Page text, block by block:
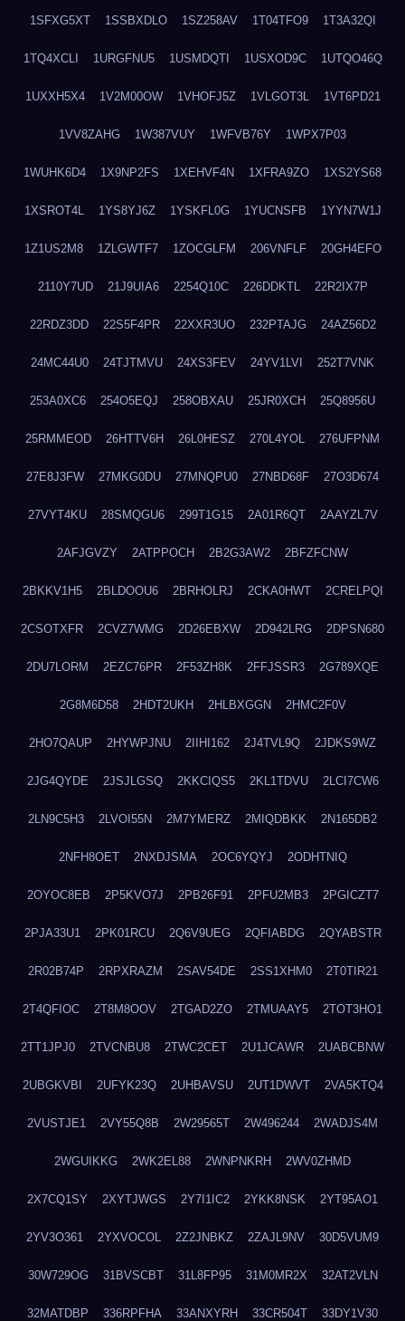
1SFXG5XT 1SSBXDLO 1SZ258AV 1T04TFO9 1T3A32QI
1TQ4XCLI 1URGFNU5 1USMDQTI 1USXOD9C 1UTQO46Q
1UXXH5X4 1V2M00OW 1VHOFJ5Z 1VLGOT3L 1VT6PD21
1VV8ZAHG 1W387VUY 1WFVB76Y 1WPX7P03
1WUHK6D4 1X9NP2FS 1XEHVF4N 1XFRA9ZO 1XS2YS68
1XSROT4L 1YS8YJ6Z 1YSKFL0G 1YUCNSFB 1YYN7W1J
1Z1US2M8 1ZLGWTF7 1ZOCGLFM 206VNFLF 20GH4EFO
2110Y7UD 21J9UIA6 2254Q10C 226DDKTL 22R2IX7P
22RDZ3DD 22S5F4PR 22XXR3UO 232PTAJG 24AZ56D2
24MC44U0 24TJTMVU 24XS3FEV 24YV1LVI 252T7VNK
253A0XC6 254O5EQJ 258OBXAU 25JR0XCH 25Q8956U
25RMMEOD 26HTTV6H 26L0HESZ 270L4YOL 276UFPNM
27E8J3FW 27MKG0DU 27MNQPU0 27NBD68F 27O3D674
27VYT4KU 28SMQGU6 299T1G15 2A01R6QT 2AAYZL7V
2AFJGVZY 2ATPPOCH 2B2G3AW2 2BFZFCNW
2BKKV1H5 2BLDOOU6 2BRHOLRJ 2CKA0HWT 2CRELPQI
2CSOTXFR 2CVZ7WMG 2D26EBXW 2D942LRG 2DPSN680
2DU7LORM 2EZC76PR 2F53ZH8K 2FFJSSR3 2G789XQE
2G8M6D58 2HDT2UKH 2HLBXGGN 2HMC2F0V
2HO7QAUP 2HYWPJNU 2IIHI162 2J4TVL9Q 2JDKS9WZ
2JG4QYDE 2JSJLGSQ 2KKCIQS5 2KL1TDVU 2LCI7CW6
2LN9C5H3 2LVOI55N 2M7YMERZ 2MIQDBKK 2N165DB2
2NFH8OET 2NXDJSMA 2OC6YQYJ 2ODHTNIQ
2OYOC8EB 2P5KVO7J 2PB26F91 2PFU2MB3 2PGICZT7
2PJA33U1 2PK01RCU 2Q6V9UEG 2QFIABDG 2QYABSTR
2R02B74P 2RPXRAZM 2SAV54DE 2SS1XHM0 2T0TIR21
2T4QFIOC 2T8M8OOV 2TGAD2ZO 2TMUAAY5 2TOT3HO1
2TT1JPJ0 2TVCNBU8 2TWC2CET 2U1JCAWR 2UABCBNW
2UBGKVBI 2UFYK23Q 2UHBAVSU 2UT1DWVT 2VA5KTQ4
2VUSTJE1 2VY55Q8B 2W29565T 2W496244 2WADJS4M
2WGUIKKG 2WK2EL88 2WNPNKRH 2WV0ZHMD
2X7CQ1SY 2XYTJWGS 2Y7I1IC2 2YKK8NSK 2YT95AO1
2YV3O361 2YXVOCOL 2Z2JNBKZ 2ZAJL9NV 30D5VUM9
30W729OG 31BVSCBT 31L8FP95 31M0MR2X 32AT2VLN
32MATDBP 336RPFHA 33ANXYRH 33CR504T 33DY1V30